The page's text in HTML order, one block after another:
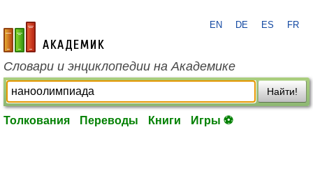
academic.ru
EN DE ES FR
Словари и энциклопедии на Академике
Найти!
Толкования Переводы Книги Игры ⚽